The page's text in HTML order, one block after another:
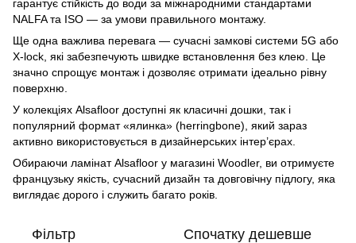
гарантує стійкість до води за міжнародними стандартами
NALFA та ISO — за умови правильного монтажу.
Ще одна важлива перевага — сучасні замкові системи 5G або
X-lock, які забезпечують швидке встановлення без клею. Це
значно спрощує монтаж і дозволяє отримати ідеально рівну
поверхню.
У колекціях Alsafloor доступні як класичні дошки, так і
популярний формат «ялинка» (herringbone), який зараз
активно використовується в дизайнерських інтер’єрах.
Обираючи ламінат Alsafloor у магазині Woodler, ви отримуєте
французьку якість, сучасний дизайн та довговічну підлогу, яка
виглядає дорого і служить багато років.
Фільтр Спочатку дешевше